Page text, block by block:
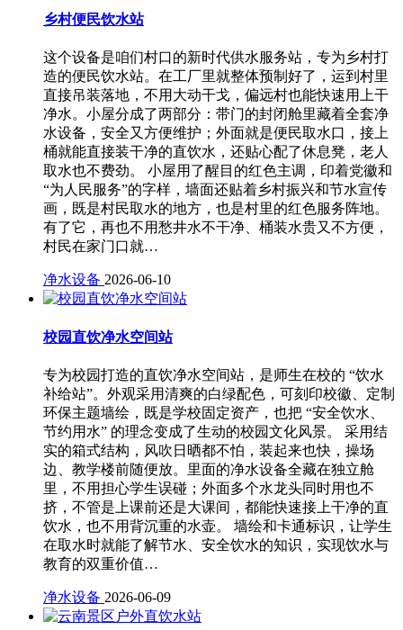
乡村便民饮水站
这个设备是咱们村口的新时代供水服务站，专为乡村打
造的便民饮水站。在工厂里就整体预制好了，运到村里
直接吊装落地，不用大动干戈，偏远村也能快速用上干
净水。小屋分成了两部分：带门的封闭舱里藏着全套净
水设备，安全又方便维护；外面就是便民取水口，接上
桶就能直接装干净的直饮水，还贴心配了休息凳，老人
取水也不费劲。 小屋用了醒目的红色主调，印着党徽和
“为人民服务”的字样，墙面还贴着乡村振兴和节水宣传
画，既是村民取水的地方，也是村里的红色服务阵地。
有了它，再也不用愁井水不干净、桶装水贵又不方便，
村民在家门口就…
净水设备 2026-06-10
校园直饮净水空间站
专为校园打造的直饮净水空间站，是师生在校的 “饮水
补给站”。外观采用清爽的白绿配色，可刻印校徽、定制
环保主题墙绘，既是学校固定资产，也把 “安全饮水、
节约用水” 的理念变成了生动的校园文化风景。 采用结
实的箱式结构，风吹日晒都不怕，装起来也快，操场
边、教学楼前随便放。里面的净水设备全藏在独立舱
里，不用担心学生误碰；外面多个水龙头同时用也不
挤，不管是上课前还是大课间，都能快速接上干净的直
饮水，也不用背沉重的水壶。 墙绘和卡通标识，让学生
在取水时就能了解节水、安全饮水的知识，实现饮水与
教育的双重价值…
净水设备 2026-06-09